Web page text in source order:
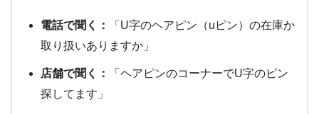
電話で聞く：
「U字のヘアピン（uピン）の在庫か
取り扱いありますか」
店舗で聞く：
「ヘアピンのコーナーでU字のピン
探してます」